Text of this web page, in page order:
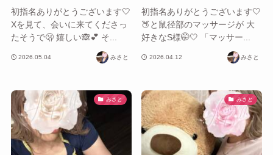
初指名ありがとうございます🤍
Xを見て、会いに来てくださっ
たそうで🫢 嬉しい🙈︎💕 そ...
2026.05.04 みさと
初指名ありがとうございます🤍
🍑と鼠径部のマッサージが 大
好きなS様🤭🤍 「マッサー...
2026.04.12 みさと
みさと みさと